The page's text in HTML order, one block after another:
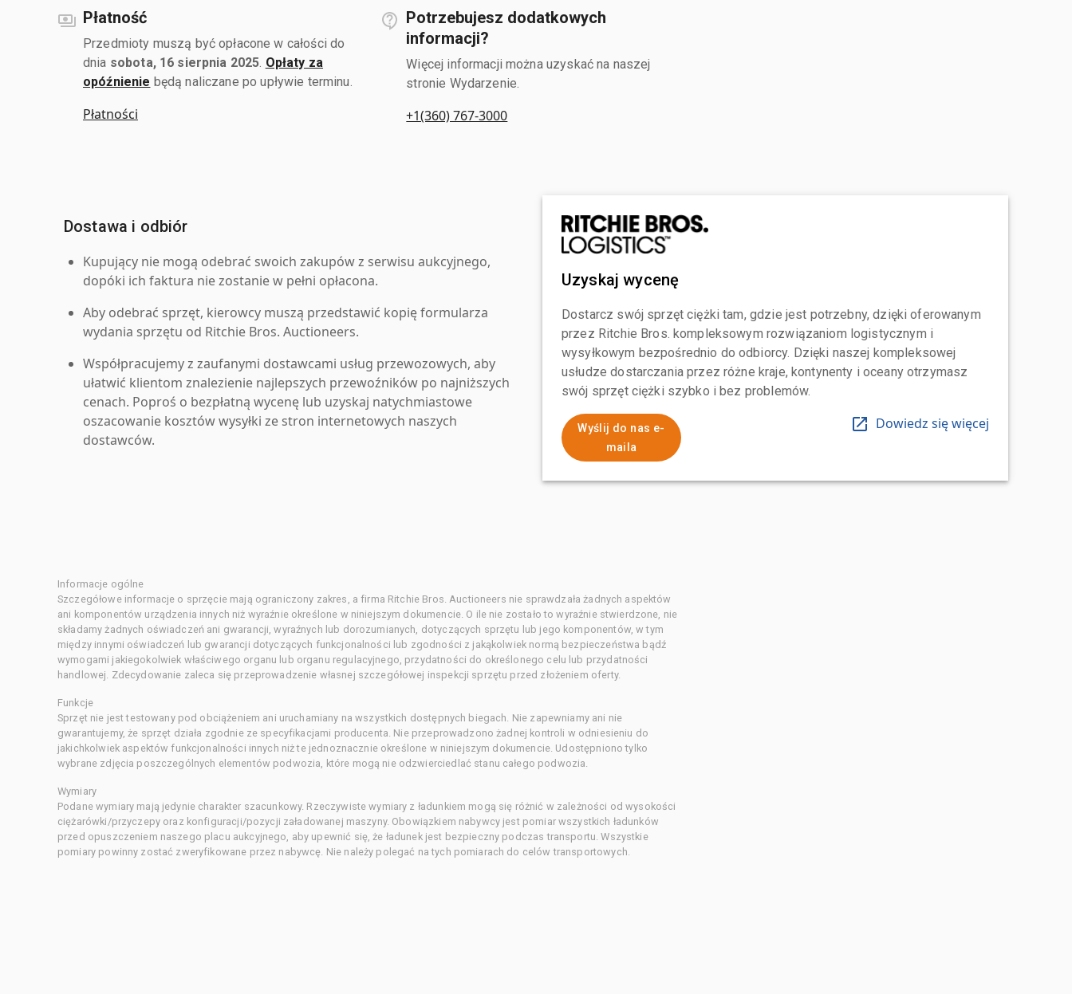
Płatność
Przedmioty muszą być opłacone w całości do
dnia sobota, 16 sierpnia 2025 Opłaty za
opóźnienie będą naliczane po upływie terminu.
Płatności
Potrzebujesz dodatkowych
informacji?
Więcej informacji można uzyskać na naszej
stronie Wydarzenie.
+1(360) 767-3000
Dostawa i odbiór
Kupujący nie mogą odebrać swoich zakupów z serwisu aukcyjnego,
dopóki ich faktura nie zostanie w pełni opłacona.
Aby odebrać sprzęt, kierowcy muszą przedstawić kopię formularza
wydania sprzętu od Ritchie Bros. Auctioneers.
Współpracujemy z zaufanymi dostawcami usług przewozowych, aby
ułatwić klientom znalezienie najlepszych przewoźników po najniższych
cenach. Poproś o bezpłatną wycenę lub uzyskaj natychmiastowe
oszacowanie kosztów wysyłki ze stron internetowych naszych
dostawców.
Uzyskaj wycenę
Dostarcz swój sprzęt ciężki tam, gdzie jest potrzebny, dzięki oferowanym
przez Ritchie Bros. kompleksowym rozwiązaniom logistycznym i
wysyłkowym bezpośrednio do odbiorcy. Dzięki naszej kompleksowej
usłudze dostarczania przez różne kraje, kontynenty i oceany otrzymasz
swój sprzęt ciężki szybko i bez problemów.
Wyślij do nas e-
maila
Dowiedz się więcej
Informacje ogólne
Szczegółowe informacje o sprzęcie mają ograniczony zakres, a firma Ritchie Bros. Auctioneers nie sprawdzała żadnych aspektów
ani komponentów urządzenia innych niż wyraźnie określone w niniejszym dokumencie. O ile nie zostało to wyraźnie stwierdzone, nie
składamy żadnych oświadczeń ani gwarancji, wyraźnych lub dorozumianych, dotyczących sprzętu lub jego komponentów, w tym
między innymi oświadczeń lub gwarancji dotyczących funkcjonalności lub zgodności z jakąkolwiek normą bezpieczeństwa bądź
wymogami jakiegokolwiek właściwego organu lub organu regulacyjnego, przydatności do określonego celu lub przydatności
handlowej. Zdecydowanie zaleca się przeprowadzenie własnej szczegółowej inspekcji sprzętu przed złożeniem oferty.
Funkcje
Sprzęt nie jest testowany pod obciążeniem ani uruchamiany na wszystkich dostępnych biegach. Nie zapewniamy ani nie
gwarantujemy, że sprzęt działa zgodnie ze specyfikacjami producenta. Nie przeprowadzono żadnej kontroli w odniesieniu do
jakichkolwiek aspektów funkcjonalności innych niż te jednoznacznie określone w niniejszym dokumencie. Udostępniono tylko
wybrane zdjęcia poszczególnych elementów podwozia, które mogą nie odzwierciedlać stanu całego podwozia.
Wymiary
Podane wymiary mają jedynie charakter szacunkowy. Rzeczywiste wymiary z ładunkiem mogą się różnić w zależności od wysokości
ciężarówki/przyczepy oraz konfiguracji/pozycji załadowanej maszyny. Obowiązkiem nabywcy jest pomiar wszystkich ładunków
przed opuszczeniem naszego placu aukcyjnego, aby upewnić się, że ładunek jest bezpieczny podczas transportu. Wszystkie
pomiary powinny zostać zweryfikowane przez nabywcę. Nie należy polegać na tych pomiarach do celów transportowych.